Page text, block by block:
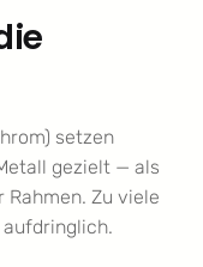
setzen
gezielt — als
Zu viele